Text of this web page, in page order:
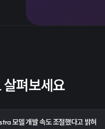
펴보세요
모델 개발 속도 조절했다고 밝혀